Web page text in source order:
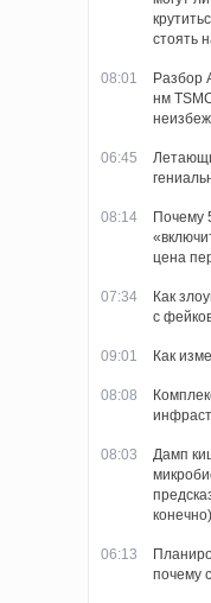
стоять
08:01
Разбор
нм
06:45
08:14
Почему
цена
07:34
Как
с
09:01 Как
08:08
08:03
Дамп
конечно)
06:13
почему